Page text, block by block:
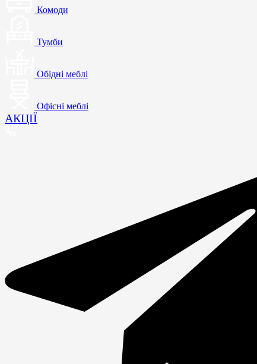
Комоди
Тумби
Обідні меблі
Офісні меблі
АКЦІЇ